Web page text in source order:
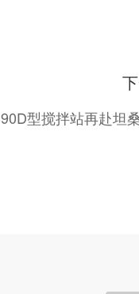
型搅拌站再赴坦